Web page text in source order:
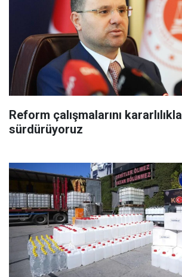
Reform çalışmalarını kararlılıkla
sürdürüyoruz